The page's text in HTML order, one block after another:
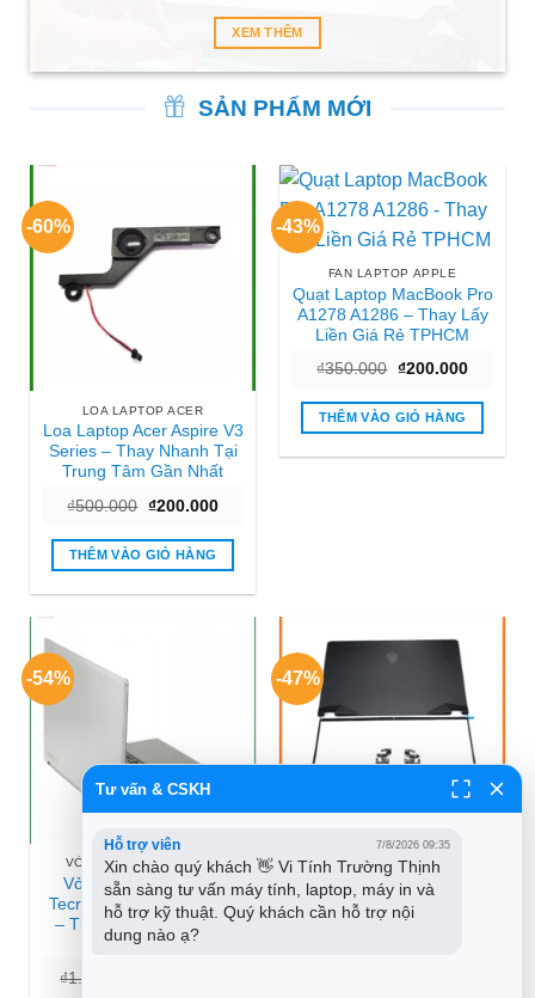
XEM THÊM
SẢN PHẨM MỚI
-60%
LOA LAPTOP ACER
Loa Laptop Acer Aspire V3
Series – Thay Nhanh Tại
Trung Tâm Gần Nhất
₫500.000 Giá
là:
₫500.000.
₫200.000Giá
tại
₫200.000.
THÊM VÀO GIỎ HÀNG
-43%
FAN LAPTOP APPLE
Quạt Laptop MacBook Pro
A1278 A1286 – Thay Lấy
Liền Giá Rẻ TPHCM
₫350.000 Giá
là:
₫350.000.
₫200.000Giá
tại
THÊM VÀO GIỎ HÀNG
-54%
VỎ LAPTOP DYNABOOK
Vỏ Laptop Dynabook
Tecra Z50, Z50-A, Z50-B
– Thay Nhanh Lấy Liền
TPHCM
₫1.200.000
-47%
VỎ LAPTOP MSI
Vỏ Laptop MSI WS65,
WE63, WS72, WE72 –
Thay Lắp Nhanh Tại
Tư vấn & CSKH
Hỗ trợ viên 7/8/2026 09:35
Xin chào quý khách 👋 Vi Tính Trường Thịnh
sẵn sàng tư vấn máy tính, laptop, máy in và
hỗ trợ kỹ thuật. Quý khách cần hỗ trợ nội
dung nào ạ?